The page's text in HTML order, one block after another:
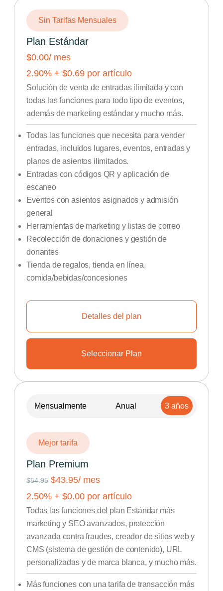
Sin Tarifas Mensuales
Plan Estándar
$0.00/ mes
2.90% + $0.69 por artículo
Solución de venta de entradas ilimitada y con
todas las funciones para todo tipo de eventos,
además de marketing estándar y mucho más.
Todas las funciones que necesita para vender
entradas, incluidos lugares, eventos, entradas y
planos de asientos ilimitados.
Entradas con códigos QR y aplicación de
escaneo
Eventos con asientos asignados y admisión
general
Herramientas de marketing y listas de correo
Recolección de donaciones y gestión de
donantes
Tienda de regalos, tienda en línea,
comida/bebidas/concesiones
Detalles del plan
Seleccionar Plan
Mensualmente Anual 3 años
Mejor tarifa
Plan Premium
$54.95 $43.95/ mes
2.50% + $0.00 por artículo
Todas las funciones del plan Estándar más
marketing y SEO avanzados, protección
avanzada contra fraudes, creador de sitios web y
CMS (sistema de gestión de contenido), URL
personalizadas y de marca blanca, y mucho más.
Más funciones con una tarifa de transacción más